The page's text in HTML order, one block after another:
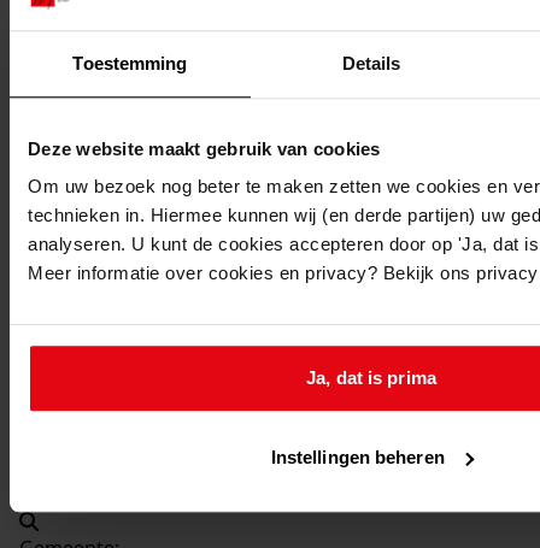
Toestemming Details
Deze website maakt gebruik van cookies
Om uw bezoek nog beter te maken zetten we cookies en
technieken in. Hiermee kunnen wij (en derde partijen) uw
analyseren. U kunt de cookies accepteren door op 'Ja, dat
Meer informatie over cookies en privacy? Bekijk ons
Ja, dat is prima
Instellingen beheren
07-03-1960
Beschrijving:
07-03-1960
Adres:
Lutjebroek, 2e Rozenstraat 19